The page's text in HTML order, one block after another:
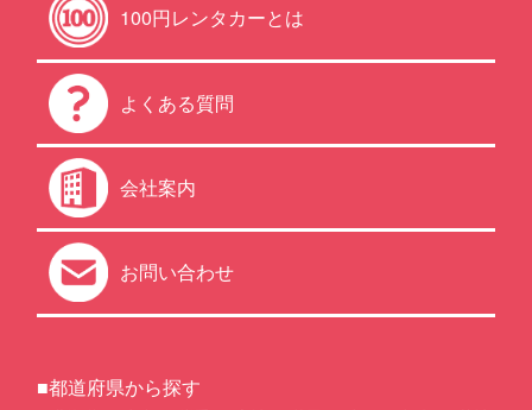
100円レンタカーとは
よくある質問
会社案内
お問い合わせ
■都道府県から探す